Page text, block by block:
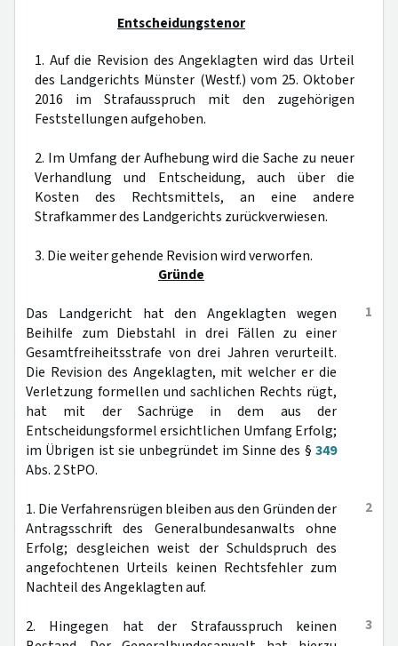
Entscheidungstenor
1. Auf die Revision des Angeklagten wird das Urteil
des Landgerichts Münster (Westf.) vom 25. Oktober
2016 im Strafausspruch mit den zugehörigen
Feststellungen aufgehoben.
2. Im Umfang der Aufhebung wird die Sache zu neuer
Verhandlung und Entscheidung, auch über die
Kosten des Rechtsmittels, an eine andere
Strafkammer des Landgerichts zurückverwiesen.
3. Die weiter gehende Revision wird verworfen.
Gründe
1
Das Landgericht hat den Angeklagten wegen
Beihilfe zum Diebstahl in drei Fällen zu einer
Gesamtfreiheitsstrafe von drei Jahren verurteilt.
Die Revision des Angeklagten, mit welcher er die
Verletzung formellen und sachlichen Rechts rügt,
hat mit der Sachrüge in dem aus der
Entscheidungsformel ersichtlichen Umfang Erfolg;
im Übrigen ist sie unbegründet im Sinne des § 349
Abs. 2 StPO.
2
1. Die Verfahrensrügen bleiben aus den Gründen der
Antragsschrift des Generalbundesanwalts ohne
Erfolg; desgleichen weist der Schuldspruch des
angefochtenen Urteils keinen Rechtsfehler zum
Nachteil des Angeklagten auf.
3
2. Hingegen hat der Strafausspruch keinen